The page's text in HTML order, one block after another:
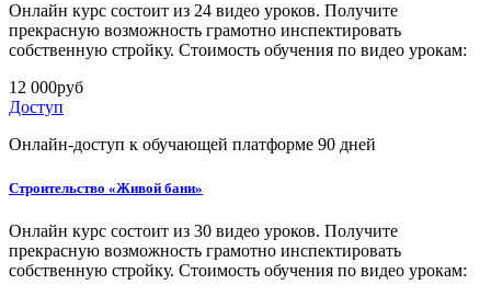
Онлайн курс состоит из 24 видео уроков. Получите
прекрасную возможность грамотно инспектировать
собственную стройку. Стоимость обучения по видео урокам:
12 000руб
Доступ
Онлайн-доступ к обучающей платформе 90 дней
Строительство «Живой бани»
Онлайн курс состоит из 30 видео уроков. Получите
прекрасную возможность грамотно инспектировать
собственную стройку. Стоимость обучения по видео урокам: